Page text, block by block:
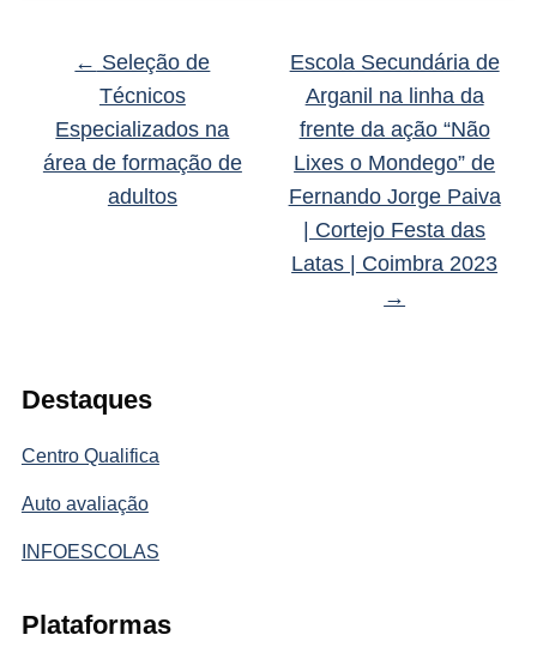
Destaques
Centro Qualifica
Auto avaliação
INFOESCOLAS
Plataformas
← Seleção de
Técnicos
Especializados na
área de formação de
adultos
Escola Secundária de
Arganil na linha da
frente da ação “Não
Lixes o Mondego” de
Fernando Jorge Paiva
| Cortejo Festa das
Latas | Coimbra 2023
→